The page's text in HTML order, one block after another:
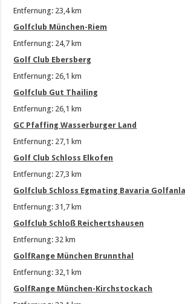
Entfernung: 23,4 km
Golfclub München-Riem
Entfernung: 24,7 km
Golf Club Ebersberg
Entfernung: 26,1 km
Golfclub Gut Thailing
Entfernung: 26,1 km
GC Pfaffing Wasserburger Land
Entfernung: 27,1 km
Golf Club Schloss Elkofen
Entfernung: 27,3 km
Golfclub Schloss Egmating Bavaria
Entfernung: 31,7 km
Golfclub Schloß Reichertshausen
Entfernung: 32 km
GolfRange München Brunnthal
Entfernung: 32,1 km
GolfRange München-Kirchstockach